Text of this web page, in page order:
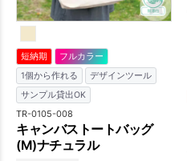
短納期
フルカラー
1個から作れる
デザインツール
サンプル貸出OK
TR-0105-008
キャンバストートバッグ
(M)ナチュラル